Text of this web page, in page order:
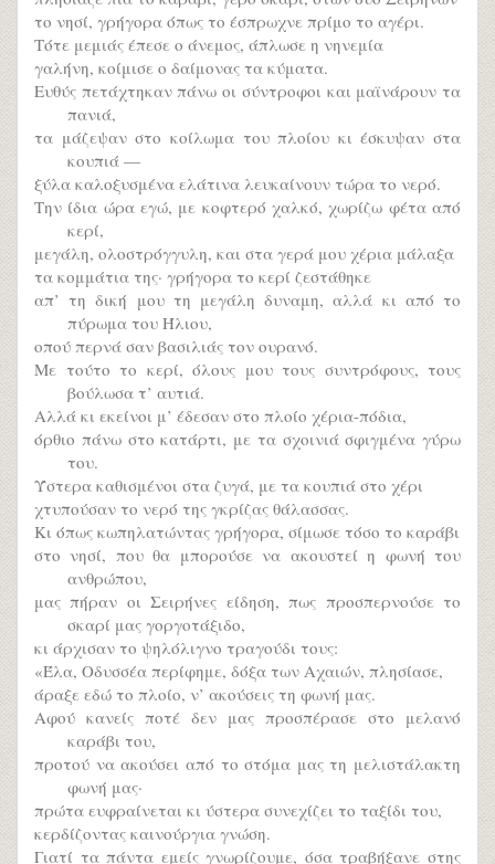
το νησί, γρήγορα όπως το έσπρωχνε πρίμο το αγέρι.
Τότε μεμιάς έπεσε ο άνεμος, άπλωσε η νηνεμία
γαλήνη, κοίμισε ο δαίμονας τα κύματα.
Ευθύς πετάχτηκαν πάνω οι σύντροφοι και μαϊνάρουν τα
πανιά,
τα μάζεψαν στο κοίλωμα του πλοίου κι έσκυψαν στα
κουπιά —
ξύλα καλοξυσμένα ελάτινα λευκαίνουν τώρα το νερό.
Την ίδια ώρα εγώ, με κοφτερό χαλκό, χωρίζω φέτα από
κερί,
μεγάλη, ολοστρόγγυλη, και στα γερά μου χέρια μάλαξα
τα κομμάτια της· γρήγορα το κερί ζεστάθηκε
απ’ τη δική μου τη μεγάλη δυναμη, αλλά κι από το
πύρωμα του Ήλιου,
οπού περνά σαν βασιλιάς τον ουρανό.
Με τούτο το κερί, όλους μου τους συντρόφους, τους
βούλωσα τ’ αυτιά.
Αλλά κι εκείνοι μ’ έδεσαν στο πλοίο χέρια-πόδια,
όρθιο πάνω στο κατάρτι, με τα σχοινιά σφιγμένα γύρω
του.
Ύστερα καθισμένοι στα ζυγά, με τα κουπιά στο χέρι
χτυπούσαν το νερό της γκρίζας θάλασσας.
Κι όπως κωπηλατώντας γρήγορα, σίμωσε τόσο το καράβι
στο νησί, που θα μπορούσε να ακουστεί η φωνή του
ανθρώπου,
μας πήραν οι Σειρήνες είδηση, πως προσπερνούσε το
σκαρί μας γοργοτάξιδο,
κι άρχισαν το ψηλόλιγνο τραγούδι τους:
«Έλα, Οδυσσέα περίφημε, δόξα των Αχαιών, πλησίασε,
άραξε εδώ το πλοίο, ν’ ακούσεις τη φωνή μας.
Αφού κανείς ποτέ δεν μας προσπέρασε στο μελανό
καράβι του,
προτού να ακούσει από το στόμα μας τη μελιστάλακτη
φωνή μας·
πρώτα ευφραίνεται κι ύστερα συνεχίζει το ταξίδι του,
κερδίζοντας καινούργια γνώση.
Γιατί τα πάντα εμείς γνωρίζουμε, όσα τραβήξανε στης